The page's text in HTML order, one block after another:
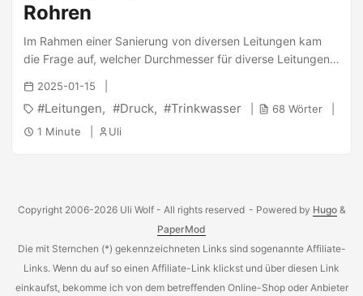
Rohren
Im Rahmen einer Sanierung von diversen Leitungen kam
die Frage auf, welcher Durchmesser für diverse Leitungen
bzw. Rohre notwendig ist, um einen bestimmten Druck
durch das Haus mit möglichst wenig Druckverlust zu
transportieren. Nach etwas Recherche fand ich die
folgenden zwei Seiten, welche dies einfach online
Heizung berechnen.
2025-01-15
Leitungen Druck Trinkwasser
68 Wörter
1 Minute
Uli
Copyright 2006-2026 Uli Wolf - All rights reserved - Powered by Hugo &
PaperMod
Die mit Sternchen (*) gekennzeichneten Links sind sogenannte Affiliate-
Links. Wenn du auf so einen Affiliate-Link klickst und über diesen Link
einkaufst, bekomme ich von dem betreffenden Online-Shop oder Anbieter